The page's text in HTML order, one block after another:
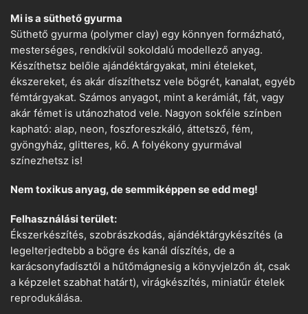
Mi is a süthető gyurma
Süthető gyurma (polymer clay) egy könnyen formázható,
mesterséges, rendkívül sokoldalú modellező anyag.
Készíthetsz belőle ajándéktárgyakat, mini ételeket,
ékszereket, és akár díszíthetsz vele bögrét, kanalat, egyéb
fémtárgyakat. Számos anyagot, mint a kerámiát, fát, vagy
akár fémet is utánozhatod vele. Nagyon sokféle színben
kapható: alap, neon, foszforeszkáló, áttetsző, fém,
gyöngyház, glitteres, kő. A folyékony gyurmával
színezhetsz is!
Nem toxikus anyag, de semmiképpen se edd meg!
Felhasználási terület:
Ékszerkészítés, szobrászkodás, ajándéktárgykészítés (a
legelterjedtebb a bögre és kanál díszítés, de a
karácsonyfadísztől a hűtőmágnesig a könyvjelzőn át, csak
a képzelet szabhat határt), virágkészítés, miniatűr ételek
reprodukálása.